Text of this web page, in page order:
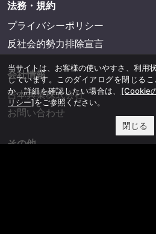
法務・規約
プライバシーポリシー
反社会的勢力排除宣言
会社情報
吉本興業株式会社
お問い合わせ
その他
当サイトは、お客様の使いやすさ、利用
しています。このダイアログを閉じる
か、詳細を確認したい場合は、 [Cookie
リシー]をご参照ください。
閉じる